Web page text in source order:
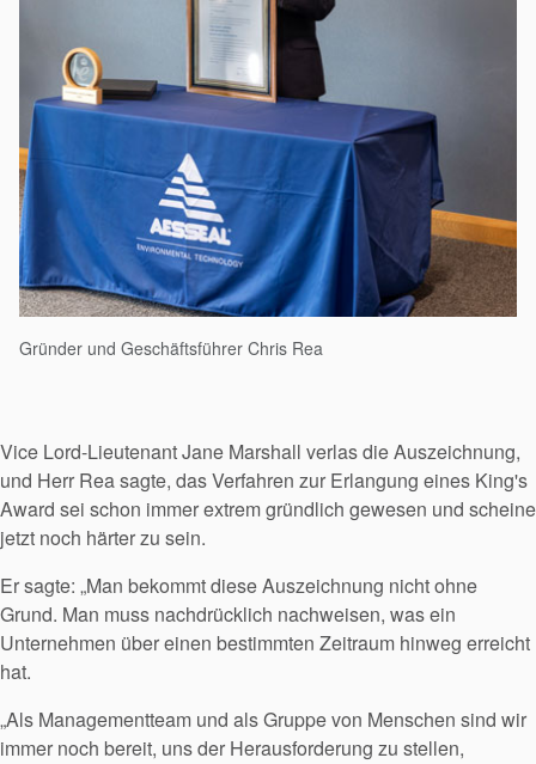
Gründer und Geschäftsführer Chris Rea
Vice Lord-Lieutenant Jane Marshall verlas die Auszeichnung,
und Herr Rea sagte, das Verfahren zur Erlangung eines King's
Award sei schon immer extrem gründlich gewesen und scheine
jetzt noch härter zu sein.
Er sagte: „Man bekommt diese Auszeichnung nicht ohne
Grund. Man muss nachdrücklich nachweisen, was ein
Unternehmen über einen bestimmten Zeitraum hinweg erreicht
hat.
„Als Managementteam und als Gruppe von Menschen sind wir
immer noch bereit, uns der Herausforderung zu stellen,